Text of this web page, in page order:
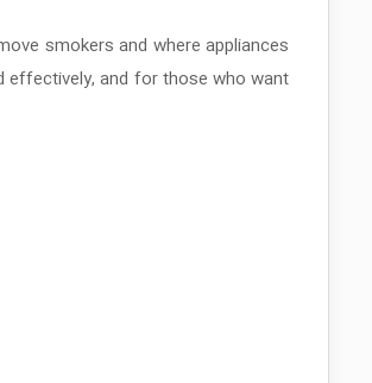
smokers and where appliances
effectively, and for those who want